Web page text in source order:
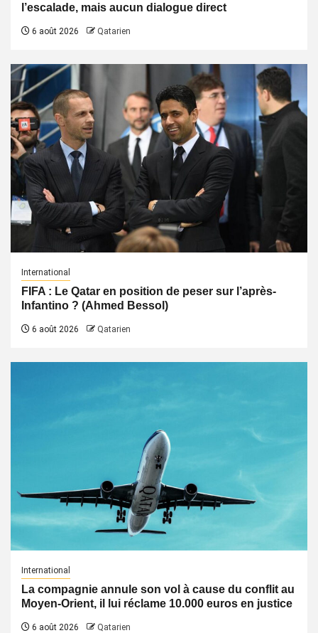
l’escalade, mais aucun dialogue direct
6 août 2026 Qatarien
International
FIFA : Le Qatar en position de peser sur l’après-
Infantino ? (Ahmed Bessol)
6 août 2026 Qatarien
International
La compagnie annule son vol à cause du conflit au
Moyen-Orient, il lui réclame 10.000 euros en justice
6 août 2026 Qatarien